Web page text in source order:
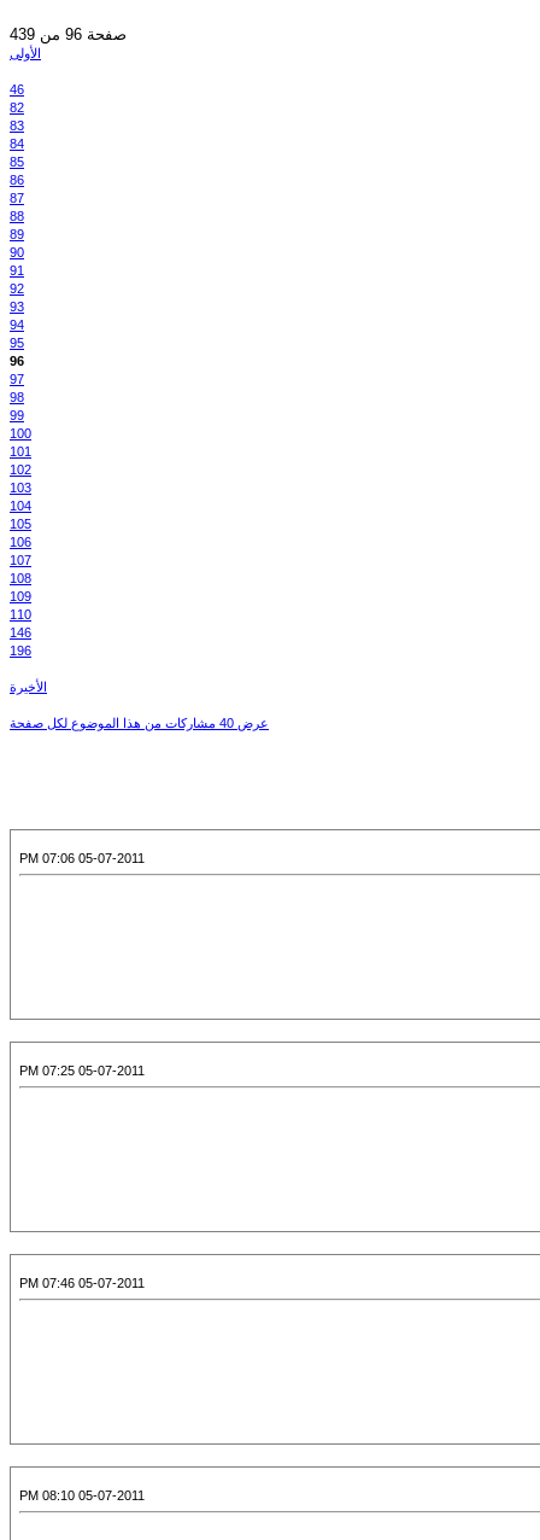
صفحة 96 من 439
الأولى
46
82
83
84
85
86
87
88
89
90
91
92
93
94
95
96
97
98
99
100
101
102
103
104
105
106
107
108
109
110
146
196
الأخيرة
عرض 40 مشاركات من هذا الموضوع لكل صفحة
05-07-2011 07:06 PM
05-07-2011 07:25 PM
05-07-2011 07:46 PM
05-07-2011 08:10 PM